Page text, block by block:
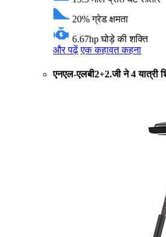
20% ग्रेड क्षमता
6.67hp घोड़े की शक्ति
और पढ़ें एक कहावत कहना
एनएल-एलबी2+2.जी ने 4 यात्री